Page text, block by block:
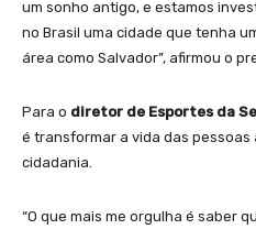
um sonho antigo, e estamos
no Brasil uma cidade que tenha
área como Salvador”, afirmou o
Para o diretor de Esportes da
é transformar a vida das
cidadania.
“O que mais me orgulha é saber